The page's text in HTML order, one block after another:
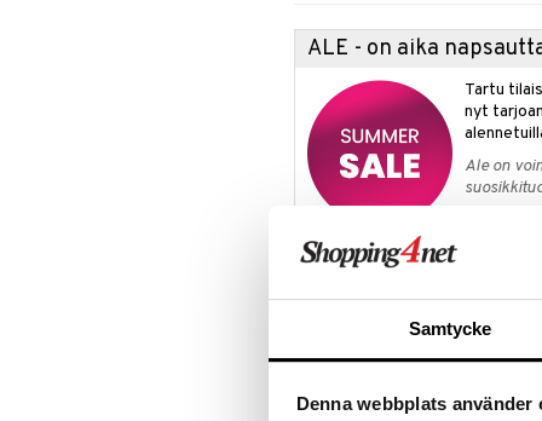
Samtycke
Denna webbplats använder
ALE - on aika
Tartu
nyt
Ale on
Michael Kors - gold
pirteän